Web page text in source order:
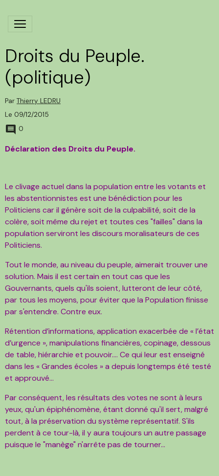
Droits du Peuple.
(politique)
Par Thierry LEDRU
Le 09/12/2015
0
Déclaration des Droits du Peuple.
Le clivage actuel dans la population entre les votants et
les abstentionnistes est une bénédiction pour les
Politiciens car il génère soit de la culpabilité, soit de la
colère, soit même du rejet et toutes ces "failles" dans la
population serviront les discours moralisateurs de ces
Politiciens.
Tout le monde, au niveau du peuple, aimerait trouver une
solution. Mais il est certain en tout cas que les
Gouvernants, quels qu'ils soient, lutteront de leur côté,
par tous les moyens, pour éviter que la Population finisse
par s'entendre. Contre eux.
Rétention d’informations, application exacerbée de « l’état
d’urgence », manipulations financières, copinage, dessous
de table, hiérarchie et pouvoir…. Ce qui leur est enseigné
dans les « Grandes écoles » a depuis longtemps été testé
et approuvé…
Par conséquent, les résultats des votes ne sont à leurs
yeux, qu'un épiphénomène, étant donné qu'il sert, malgré
tout, à la préservation du système représentatif. S'ils
perdent à ce tour-là, il y aura toujours un autre passage
puisque le "manège" n'arrête pas de tourner...